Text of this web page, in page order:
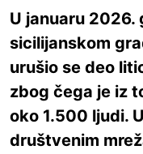
U januaru 2026.
sicilijanskom
urušio se deo
zbog čega je iz
oko 1.500 ljudi.
društvenim